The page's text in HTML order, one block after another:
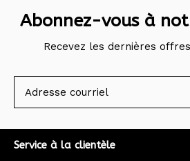
Abonnez-vous à
Recevez les dernières
Service à la clientèle